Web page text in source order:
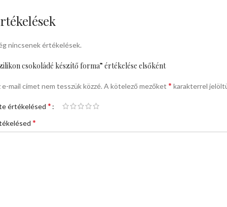
nincsenek értékelések.
csokoládé készítő forma” értékelése elsőként
e-mail címet nem tesszük közzé. A kötelező mezőket * karakterrel
értékelésed *
*